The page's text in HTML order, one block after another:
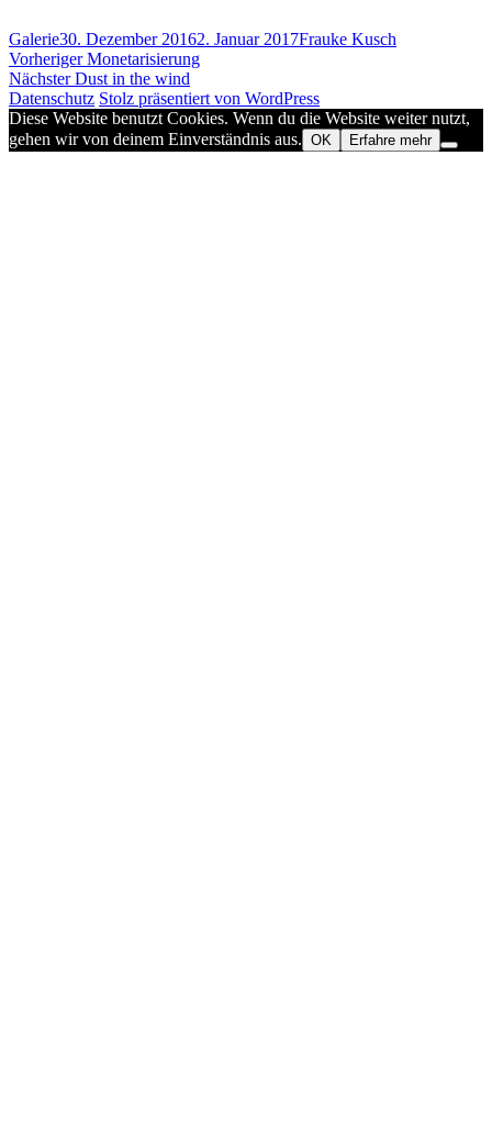
Format
GalerieVeröffentlicht
am
30. Dezember 20162. Januar 2017Autor
Frauke Kusch
Beitragsnavigation
Vorheriger Vorheriger
Beitrag:
Monetarisierung
Nächster Nächster
Beitrag:
Dust in the wind
Datenschutz Stolz präsentiert von WordPress
Diese Website benutzt Cookies. Wenn du die Website weiter nutzt,
gehen wir von deinem Einverständnis aus. OK Erfahre mehr